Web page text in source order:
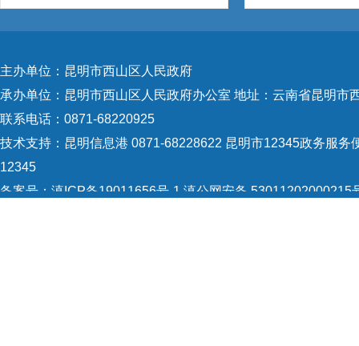
主办单位：昆明市西山区人民政府
承办单位：昆明市西山区人民政府办公室 地址：云南省昆明市
联系电话：0871-68220925
技术支持： 昆明信息港 0871-68228622 昆明市12345政务服务
12345
备案号： 滇ICP备19011656号-1 滇公网安备 53011202000215